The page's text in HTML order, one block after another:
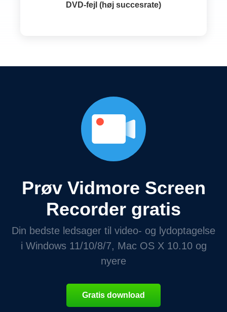
DVD-fejl (høj succesrate)
Prøv Vidmore Screen
Recorder gratis
Din bedste ledsager til video- og lydoptagelse
i Windows 11/10/8/7, Mac OS X 10.10 og
nyere
Gratis download